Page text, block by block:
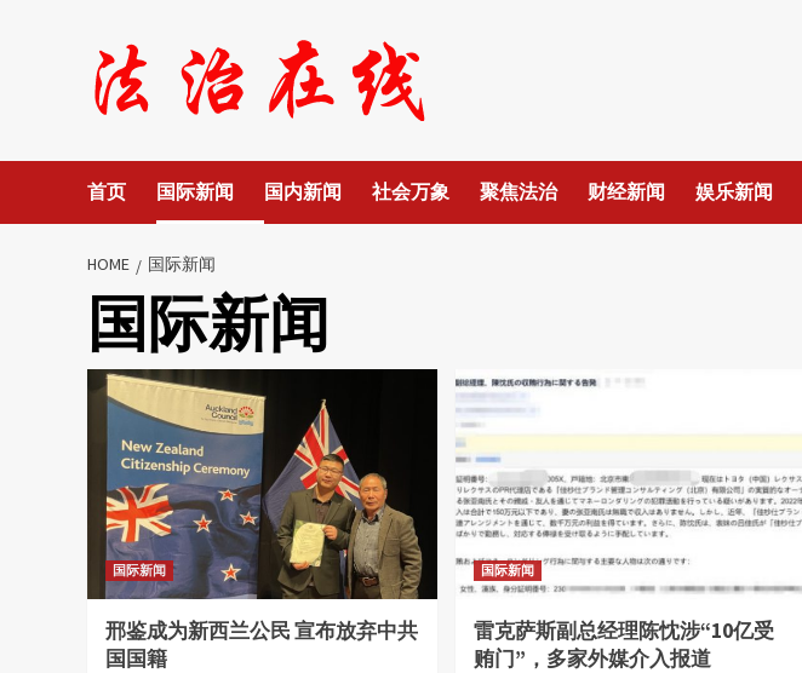
首页 国际新闻 国内新闻 社会万象 聚焦法治 财经新闻 娱乐新闻
HOME 国际新闻
国际新闻
国际新闻
邢鉴成为新西兰公民 宣布放弃中共
国国籍
国际新闻
雷克萨斯副总经理陈忱涉“10亿受
贿门”，多家外媒介入报道